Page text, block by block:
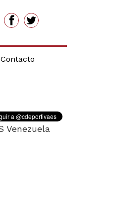
Contacto